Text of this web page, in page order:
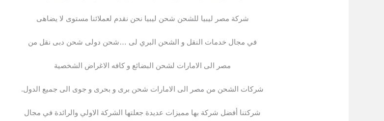
شركة مصر ليبيا للشحن شحن ليبيا نحن نقدم لعملائنا مستوى لا يضاهى
في مجال خدمات النقل و الشحن البري لى …شحن دولى شحن دبى نقل من
مصر الى الامارات لشحن البضائع و كافه الاغراض الشخصية
شركات الشحن من مصر الى الامارات شحن برى و بحرى و جوى الى جميع الدول.
شركتنا أفضل شركة بها مميزات عديدة جعلتها الشركة الاولي والرائدة في مجال